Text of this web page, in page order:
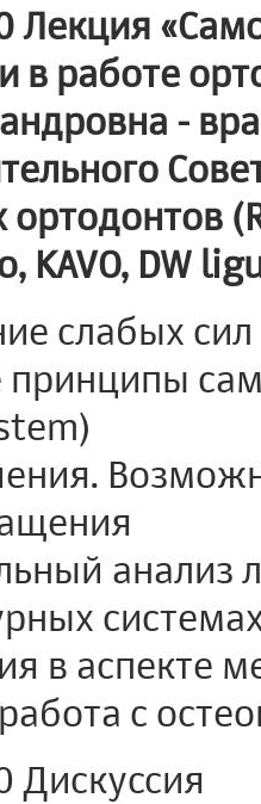
Лекция
в работе
-
ортодонтов
KAVO, DW
слабых
анализ
в аспекте
с
Дискуссия